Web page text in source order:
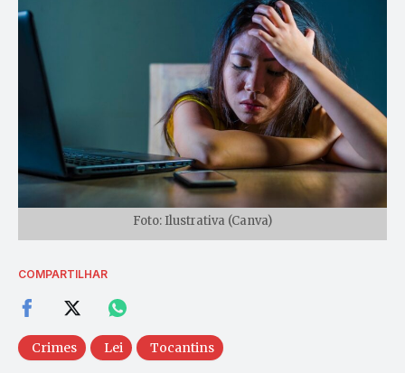
Foto: Ilustrativa (Canva)
COMPARTILHAR
Crimes Lei Tocantins